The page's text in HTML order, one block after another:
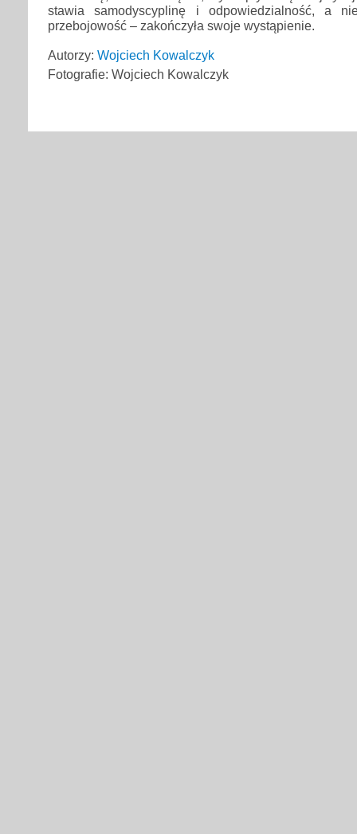
stawia samodyscyplinę i odpowiedzialność, a
przebojowość – zakończyła swoje wystąpienie.
Autorzy: Wojciech Kowalczyk
Fotografie: Wojciech Kowalczyk